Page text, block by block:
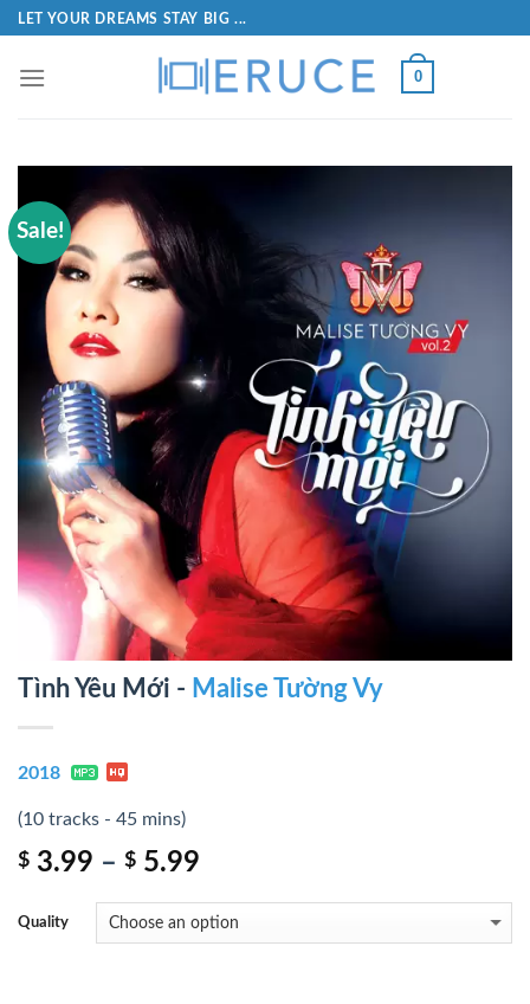
LET YOUR DREAMS STAY BIG ...
0
Sale!
Tình Yêu Mới - Malise Tường Vy
2018
(10 tracks - 45 mins)
$ 3.99 – $ 5.99
Quality